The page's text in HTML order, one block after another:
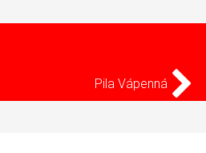
Pila Vápenná